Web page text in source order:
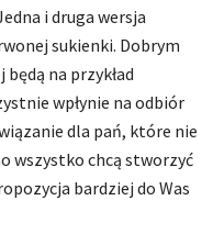
i druga wersja
sukienki. Dobrym
na przykład
wpłynie na odbiór
dla pań, które nie
wszystko chcą stworzyć
bardziej do Was